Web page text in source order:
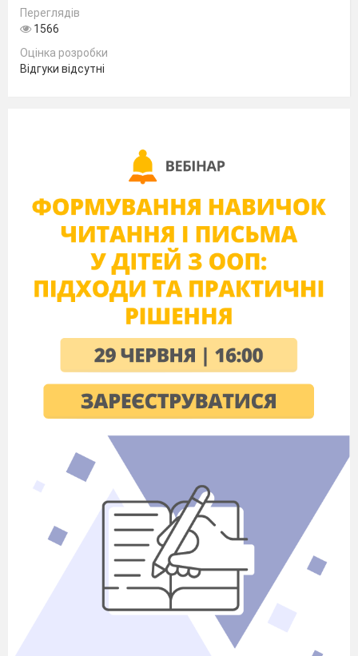
а) гроші, б) герби, в) тексти.
2. Чи завжди слід довіряти писемним
джерелам
а) так, б) ні
3. Графті – це
а) написи на папері, б) написи видряпані на
стінах давніх споруд, в) малюнок
4. Творцями слов҆ янської абетки є:
а) Ярослав Мудрий, б) Нестор, в) пр. Кирило і
5. Ієрогліфи –це
а) букви, б) схематичні зображення
предметів і понять, в) малюнки.
6. Піктограми – це
а) малюнкове письмо, б) алфавіт, в) букви.
а) 972 – 983 рр., б) 1113 – 1125рр., в) 965 –
972 рр..
8. Установи, де зберігають, впорядковують
писемні пам҆ ятки – це
а) музеї, б) виставки, в) архіви.
9. Найбагатшими в Україні сховищами
документів є архіви
а) Києва і Львова, б) Одеси і Дніпра, в) Вінниці і
10. Про якого князя йдеться: « Ходячи, як
пардус, багато воєн він чинив…»
а) Володимир Великий, б) Святослав, в) Олег.
11. Люди, які працюють в архівах називаються:
Переглядів
1566
Оцінка розробки
Відгуки відсутні